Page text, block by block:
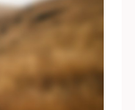
congue sed
ut risus